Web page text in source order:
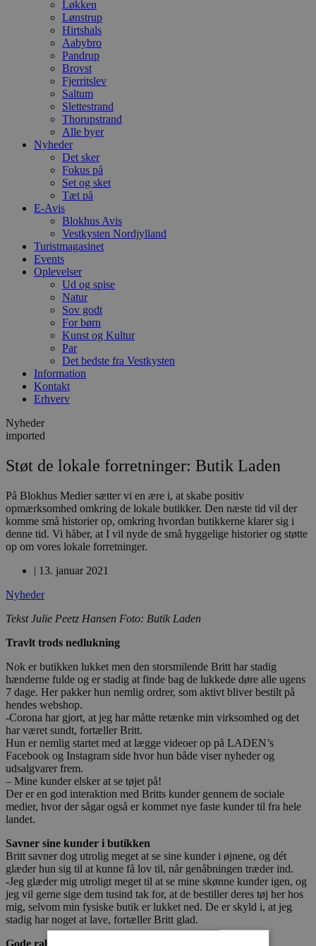
Løkken
Lønstrup
Hirtshals
Aabybro
Pandrup
Brovst
Fjerritslev
Saltum
Slettestrand
Thorupstrand
Alle byer
Nyheder
Det sker
Fokus på
Set og sket
Tæt på
E-Avis
Blokhus Avis
Vestkysten Nordjylland
Turistmagasinet
Events
Oplevelser
Ud og spise
Natur
Sov godt
For børn
Kunst og Kultur
Par
Det bedste fra Vestkysten
Information
Kontakt
Erhverv
Nyheder
imported
Støt de lokale forretninger: Butik Laden
På Blokhus Medier sætter vi en ære i, at skabe positiv
opmærksomhed omkring de lokale butikker. Den næste tid vil der
komme små historier op, omkring hvordan butikkerne klarer sig i
denne tid. Vi håber, at I vil nyde de små hyggelige historier og støtte
op om vores lokale forretninger.
| 13. januar 2021
Nyheder
Tekst Julie Peetz Hansen Foto: Butik Laden
Travlt trods nedlukning
Nok er butikken lukket men den storsmilende Britt har stadig
hænderne fulde og er stadig at finde bag de lukkede døre alle ugens
7 dage. Her pakker hun nemlig ordrer, som aktivt bliver bestilt på
hendes webshop.
-Corona har gjort, at jeg har måtte retænke min virksomhed og det
har været sundt, fortæller Britt.
Hun er nemlig startet med at lægge videoer op på LADEN’s
Facebook og Instagram side hvor hun både viser nyheder og
udsalgvarer frem.
– Mine kunder elsker at se tøjet på!
Der er en god interaktion med Britts kunder gennem de sociale
medier, hvor der sågar også er kommet nye faste kunder til fra hele
landet.
Savner sine kunder i butikken
Britt savner dog utrolig meget at se sine kunder i øjnene, og dét
glæder hun sig til at kunne få lov til, når genåbningen træder ind.
-Jeg glæder mig utroligt meget til at se mine skønne kunder igen, og
jeg vil gerne sige dem tusind tak for, at de bestiller deres tøj her hos
mig, selvom min fysiske butik er lukket ned. De er skyld i, at jeg
stadig har noget at lave, fortæller Britt glad.
Gode rabatter